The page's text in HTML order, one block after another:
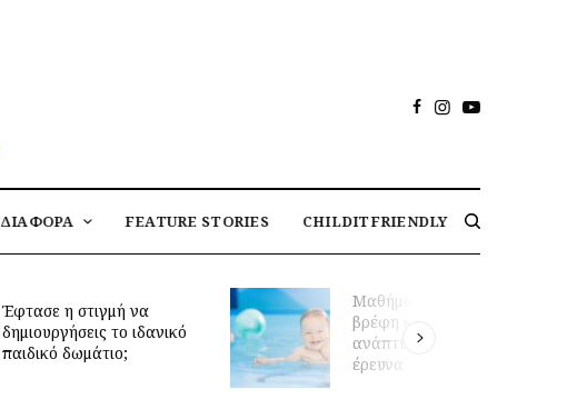
ΔΙΑΦΟΡΑ FEATURE STORIES CHILDITFRIENDLY
Έφτασε η στιγμή να
δημιουργήσεις το ιδανικό
παιδικό δωμάτιο;
Μαθήματα κολύμβησης για
βρέφη και πρώιμη κινητική
ανάπτυξη: τι δείχνει νέα
έρευνα